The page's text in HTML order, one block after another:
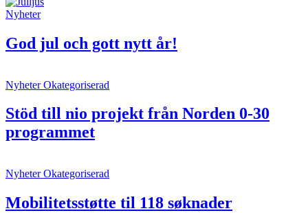
Nyheter
God jul och gott nytt år!
NyheterOkategoriserad
Stöd till nio projekt från Norden 0-30
programmet
NyheterOkategoriserad
Mobilitetsstøtte til 118 søknader